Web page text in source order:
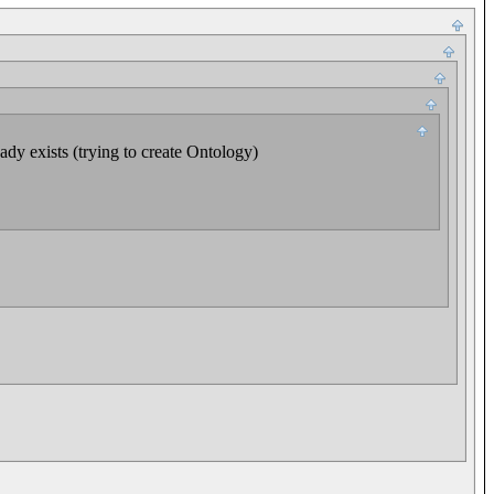
exists (trying to create Ontology)